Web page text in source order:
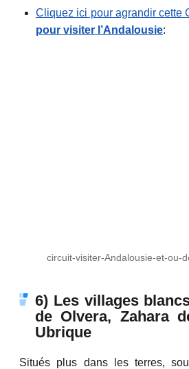
Cliquez ici pour agrandir cette
pour visiter l’Andalousie:
circuit-visiter-Andalousie-et-ou-
6) Les villages
de Olvera, Zahara
Ubrique
Situés plus dans les terres,